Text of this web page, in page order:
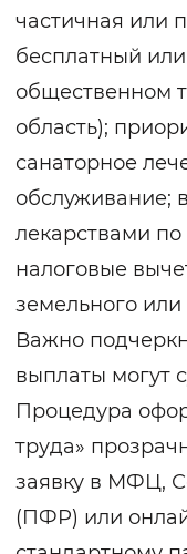
частичная или
бесплатный
общественном
область);
санаторное
обслуживание;
лекарствами
налоговые
земельного
Важно
выплаты могут
Процедура
труда»
заявку в МФЦ,
(ПФР) или